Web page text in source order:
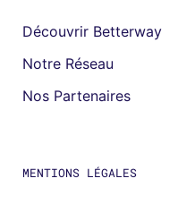
Découvrir Betterway
Notre Réseau
Nos Partenaires
MENTIONS LÉGALES